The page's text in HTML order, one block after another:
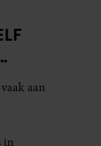
aan
in